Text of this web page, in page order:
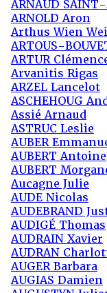
ARNAUD
ARNOLD Aron
Arthus Wien
ARTOUS-
ARTUR
Arvanitis Rigas
ARZEL Lancelot
ASCHEHOUG
Assié Arnaud
ASTRUC Leslie
AUBER
AUBERT Antoine
AUBERT
Aucagne Julie
AUDE Nicolas
AUDEBRAND
AUDIGÉ Thomas
AUDRAIN Xavier
AUDRAN
AUGER Barbara
AUGIAS Damien